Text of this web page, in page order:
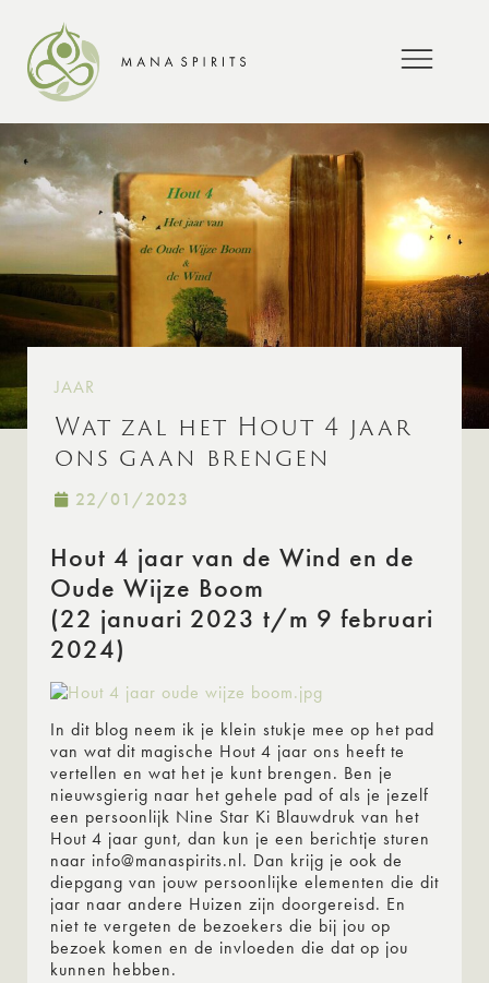
JAAR
Wat zal het Hout 4 jaar
ons gaan brengen
22/01/2023
Hout 4 jaar van de Wind en de
Oude Wijze Boom
(22 januari 2023 t/m 9 februari
2024)
In dit blog neem ik je klein stukje mee op het pad
van wat dit magische Hout 4 jaar ons heeft te
vertellen en wat het je kunt brengen. Ben je
nieuwsgierig naar het gehele pad of als je jezelf
een persoonlijk Nine Star Ki Blauwdruk van het
Hout 4 jaar gunt, dan kun je een berichtje sturen
naar info@manaspirits.nl. Dan krijg je ook de
diepgang van jouw persoonlijke elementen die dit
jaar naar andere Huizen zijn doorgereisd. En
niet te vergeten de bezoekers die bij jou op
bezoek komen en de invloeden die dat op jou
kunnen hebben.